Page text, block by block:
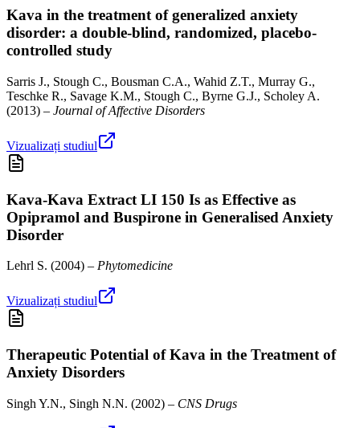
Kava in the treatment of generalized anxiety
disorder: a double-blind, randomized, placebo-
controlled study
Sarris J., Stough C., Bousman C.A., Wahid Z.T., Murray G.,
Teschke R., Savage K.M., Stough C., Byrne G.J., Scholey A.
(2013) – Journal of Affective Disorders
Vizualizați studiul
Kava-Kava Extract LI 150 Is as Effective as
Opipramol and Buspirone in Generalised Anxiety
Disorder
Lehrl S. (2004) – Phytomedicine
Vizualizați studiul
Therapeutic Potential of Kava in the Treatment of
Anxiety Disorders
Singh Y.N., Singh N.N. (2002) – CNS Drugs